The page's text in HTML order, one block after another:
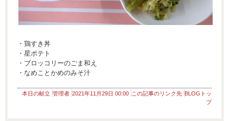
・鶏すき丼
・星ポテト
・ブロッコリーのごま和え
・なめことかめのみそ汁
本日の献立 管理者 2021年11月29日 00:00 この記事のリンク先 BLOGトッ
プ